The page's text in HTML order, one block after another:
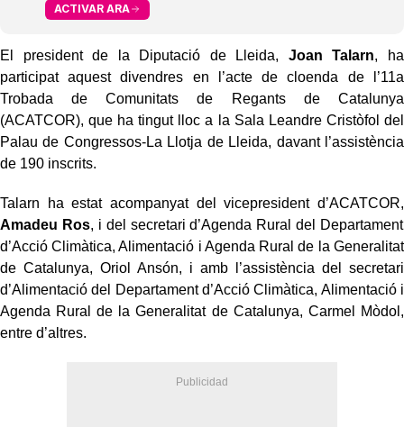
ACTIVAR ARA
El president de la Diputació de Lleida, Joan Talarn, ha
participat aquest divendres en l’acte de cloenda de l’11a
Trobada de Comunitats de Regants de Catalunya
(ACATCOR), que ha tingut lloc a la Sala Leandre Cristòfol del
Palau de Congressos-La Llotja de Lleida, davant l’assistència
de 190 inscrits.
Talarn ha estat acompanyat del vicepresident d’ACATCOR,
Amadeu Ros, i del secretari d’Agenda Rural del Departament
d’Acció Climàtica, Alimentació i Agenda Rural de la Generalitat
de Catalunya, Oriol Ansón, i amb l’assistència del secretari
d’Alimentació del Departament d’Acció Climàtica, Alimentació i
Agenda Rural de la Generalitat de Catalunya, Carmel Mòdol,
entre d’altres.